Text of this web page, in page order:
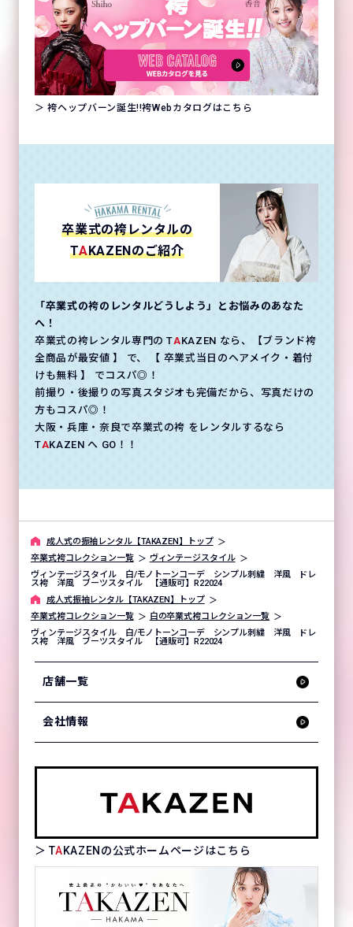
＞ 袴ヘップバーン誕生!!袴Webカタログはこちら
卒業式の袴レンタルの
TAKAZENのご紹介
「卒業式の袴のレンタルどうしよう」とお悩みのあなた
へ！
卒業式の袴レンタル専門の TAKAZEN なら、【ブランド袴
全商品が最安値 】 で、 【 卒業式当日のヘアメイク・着付
けも無料 】 でコスパ◎！
前撮り・後撮りの写真スタジオも完備だから、写真だけの
方もコスパ◎！
大阪・兵庫・奈良で卒業式の袴 をレンタルするなら
TAKAZEN へ GO！！
成⼈式の振袖レンタル【TAKAZEN】トップ
卒業式袴コレクション一覧
ヴィンテージスタイル
ヴィンテージスタイル 白/モノトーンコーデ シンプル刺繍 洋風 ドレ
ス袴 洋風 ブーツスタイル 【通販可】R22024
成⼈式振袖レンタル【TAKAZEN】トップ
卒業式袴コレクション一覧
白の卒業式袴コレクション一覧
ヴィンテージスタイル 白/モノトーンコーデ シンプル刺繍 洋風 ドレ
ス袴 洋風 ブーツスタイル 【通販可】R22024
店舗一覧
会社情報
＞ TAKAZENの公式ホームページはこちら